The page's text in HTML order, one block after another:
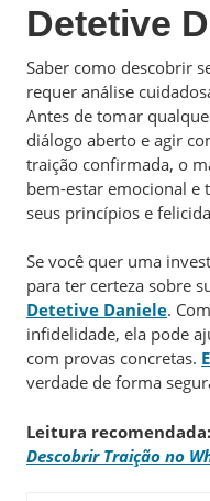
Detetive
Saber como descobrir
requer análise
Antes de tomar
diálogo aberto e agir
traição confirmada, o
bem-estar emocional e
seus princípios e
Se você quer uma
para ter certeza sobre
Detetive Daniele.
infidelidade, ela pode
com provas concretas.
verdade de forma
Leitura recomendada:
Descobrir Traição no